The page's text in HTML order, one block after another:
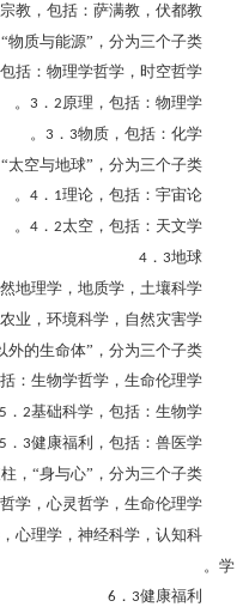
教，包括：萨满教，伏都教。
质与能源”，分为三个子类。
括：物理学哲学，时空哲学。
3 ． 2原理，包括：物理学。
3 ． 3物质，包括：化学。
空与地球”，分为三个子类。
4 ． 1理论，包括：宇宙论。
4 ． 2太空，包括：天文学。
4 ． 3地球
地理学，地质学，土壤科学。
业，环境科学，自然灾害学。
的生命体”，分为三个子类。
：生物学哲学，生命伦理学
5 ． 2基础科学，包括：生物学。
5 ． 3健康福利，包括：兽医学。
，“身与心”，分为三个子类。
学，心灵哲学，生命伦理学。
心理学，神经科学，认知科
学。
6 ． 3健康福利